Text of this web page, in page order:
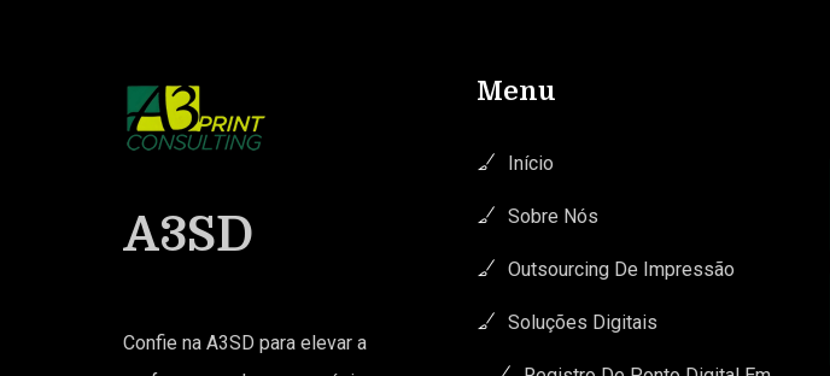
A3SD
Confie na A3SD para elevar a
Menu
Início
Sobre Nós
Outsourcing De Impressão
Soluções Digitais